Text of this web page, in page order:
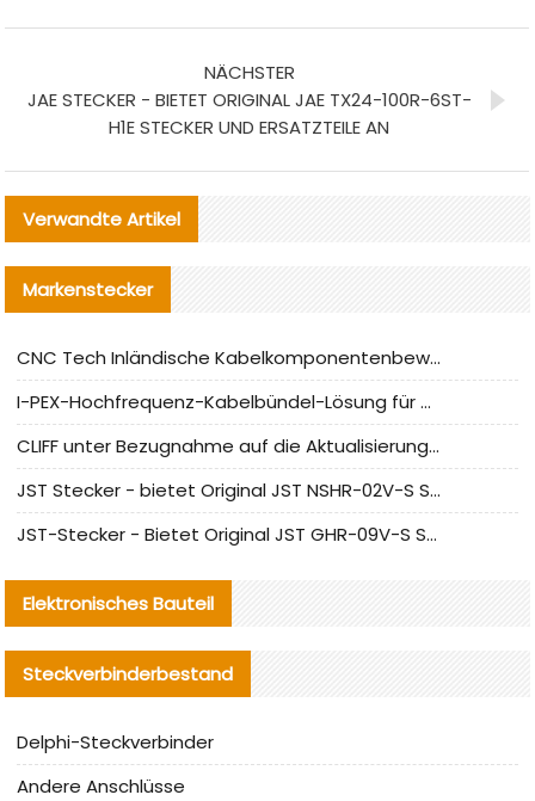
NÄCHSTER
JAE STECKER - BIETET ORIGINAL JAE TX24-100R-6ST-
H1E STECKER UND ERSATZTEILE AN
Verwandte Artikel
Markenstecker
CNC Tech Inländische Kabelkomponentenbewertung und Massenproduktionsanpassungsanleitung
I-PEX-Hochfrequenz-Kabelbündel-Lösung für die heimische Produktion analysiert
CLIFF unter Bezugnahme auf die Aktualisierung der chinesischen Stecker-Testnormen
JST Stecker - bietet Original JST NSHR-02V-S Stecker und Ersatzteile an
JST-Stecker - Bietet Original JST GHR-09V-S Stecker und Ersatzteile an
Elektronisches Bauteil
Steckverbinderbestand
Delphi-Steckverbinder
Andere Anschlüsse